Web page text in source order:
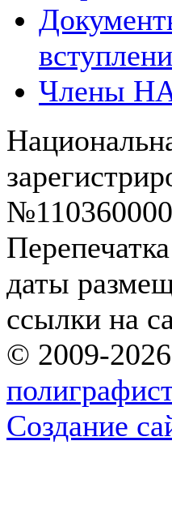
Члены
даты
ссылки на
© 2009-2026
Создание